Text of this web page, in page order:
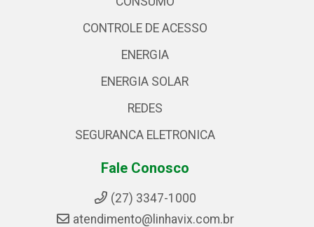
CONTROLE DE ACESSO
ENERGIA
ENERGIA SOLAR
REDES
SEGURANCA ELETRONICA
Fale Conosco
(27) 3347-1000
atendimento@linhavix.com.br